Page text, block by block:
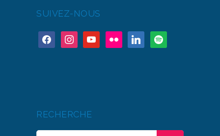
SUIVEZ-NOUS
RECHERCHE